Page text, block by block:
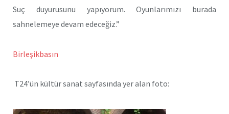
Suç duyurusunu yapıyorum. Oyunlarımızı burada
sahnelemeye devam edeceğiz.”
Birleşikbasın
T24’ün kültür sanat sayfasında yer alan foto: